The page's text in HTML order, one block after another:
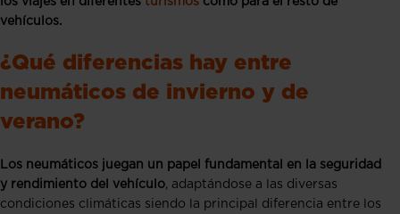
vehículos.
¿Qué diferencias hay entre
neumáticos de invierno y de
verano?
Los neumáticos juegan un papel fundamental en la seguridad
y rendimiento del vehículo, adaptándose a las diversas
condiciones climáticas siendo la principal diferencia entre los